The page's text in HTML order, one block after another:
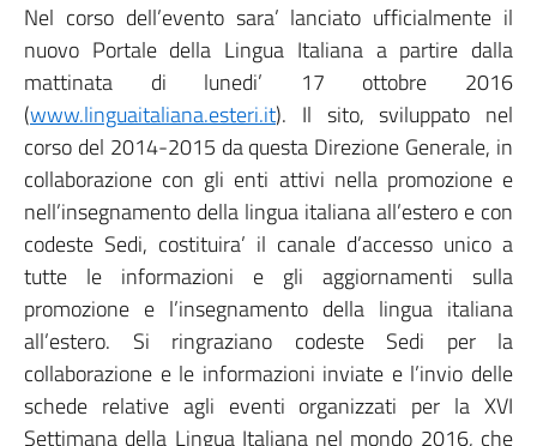
Nel corso dell’evento sara’ lanciato ufficialmente il
nuovo Portale della Lingua Italiana a partire dalla
mattinata di lunedi’ 17 ottobre 2016
(www.linguaitaliana.esteri.it). Il sito, sviluppato nel
corso del 2014-2015 da questa Direzione Generale, in
collaborazione con gli enti attivi nella promozione e
nell’insegnamento della lingua italiana all’estero e con
codeste Sedi, costituira’ il canale d’accesso unico a
tutte le informazioni e gli aggiornamenti sulla
promozione e l’insegnamento della lingua italiana
all’estero. Si ringraziano codeste Sedi per la
collaborazione e le informazioni inviate e l’invio delle
schede relative agli eventi organizzati per la XVI
Settimana della Lingua Italiana nel mondo 2016, che